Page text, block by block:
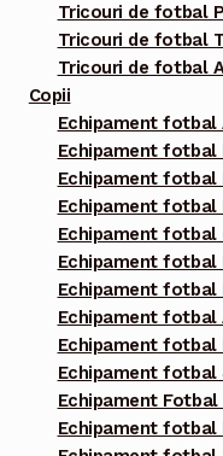
Tricouri de fotbal
Tricouri de fotbal
Tricouri de fotbal
Copii
Echipament fotbal
Echipament fotbal
Echipament fotbal
Echipament fotbal
Echipament fotbal
Echipament fotbal
Echipament fotbal
Echipament fotbal
Echipament fotbal
Echipament fotbal
Echipament
Echipament fotbal